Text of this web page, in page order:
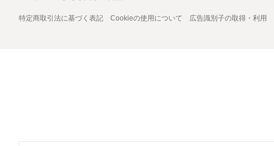
特定商取引法に基づく表記 Cookieの使用について 広告識別子の取得・利用